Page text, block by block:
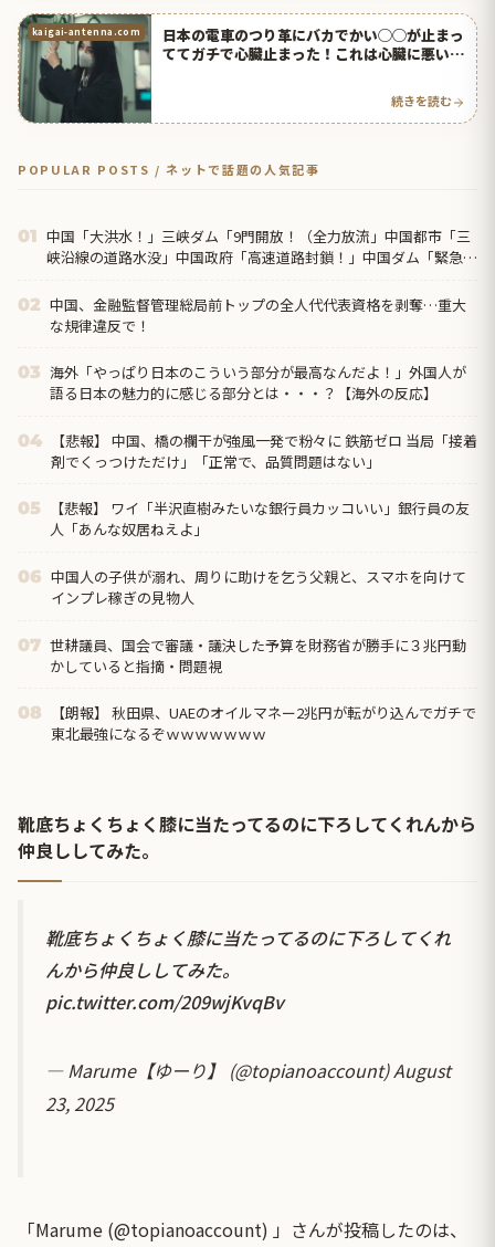
kaigai-antenna.com
日本の電車のつり革にバカでかい◯◯が止まっ
ててガチで心臓止まった！これは心臓に悪いｗ
続きを読む
POPULAR POSTS / ネットで話題の人気記事
01 中国「大洪水！」三峡ダム「9門開放！（全力放流」中国都市「三
峡沿線の道路水没」中国政府「高速道路封鎖！」中国ダム「緊急放
02 中国、金融監督管理総局前トップの全人代代表資格を剥奪…重大
な規律違反で！
03 海外「やっぱり日本のこういう部分が最高なんだよ！」外国人が
語る日本の魅力的に感じる部分とは・・・？【海外の反応】
04
【悲報】 中国、橋の欄干が強風一発で粉々に 鉄筋ゼロ 当局「接着
剤でくっつけただけ」「正常で、品質問題はない」
05
【悲報】 ワイ「半沢直樹みたいな銀行員カッコいい」銀行員の友
人「あんな奴居ねえよ」
06 中国人の子供が溺れ、周りに助けを乞う父親と、スマホを向けて
インプレ稼ぎの見物人
07 世耕議員、国会で審議・議決した予算を財務省が勝手に３兆円動
かしていると指摘・問題視
08
【朗報】 秋田県、UAEのオイルマネー2兆円が転がり込んでガチで
東北最強になるぞｗｗｗｗｗｗｗ
靴底ちょくちょく膝に当たってるのに下ろしてくれんから
仲良ししてみた。
靴底ちょくちょく膝に当たってるのに下ろしてくれ
んから仲良ししてみた。
pic.twitter.com/209wjKvqBv
— Marume【ゆーり】 (@topianoaccount)August
23, 2025
「Marume (@topianoaccount) 」さんが投稿したのは、